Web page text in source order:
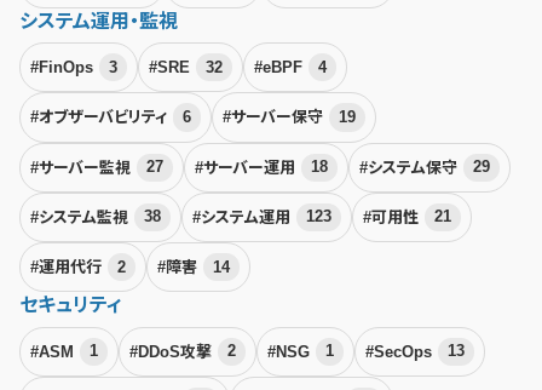
システム運用・監視
#FinOps 3 #SRE 32 #eBPF 4
#オブザーバビリティ 6 #サーバー保守 19
#サーバー監視 27 #サーバー運用 18 #システム保守 29
#システム監視 38 #システム運用 123 #可用性 21
#運用代行 2 #障害 14
セキュリティ
#ASM 1 #DDoS攻撃 2 #NSG 1 #SecOps 13